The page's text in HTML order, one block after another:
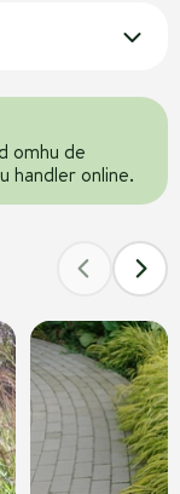
omhu de
handler online.